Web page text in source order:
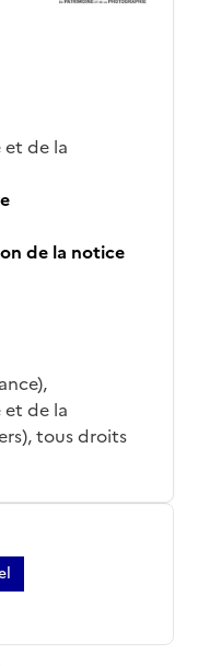
de la
de la notice
de la
tous droits